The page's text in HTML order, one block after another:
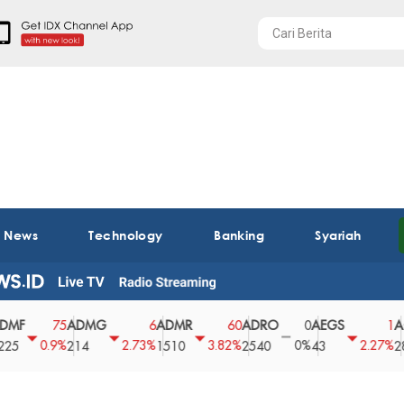
Technology Banking Syariah
75
0.9%
ADMG
214
2.73%
ADMR
1510
60
3.82%
ADRO
2540
0
0%
AEGS
2.27% 2850